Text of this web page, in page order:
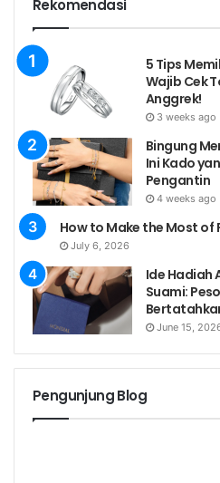
Rekomendasi
5 Tips
Wajib Cek
Anggrek!
3 weeks ago
Bingung
Ini Kado
Pengantin
4 weeks ago
How to Make the Most of
July 6, 2026
Ide Hadiah
Suami:
June 15,
Pengunjung Blog